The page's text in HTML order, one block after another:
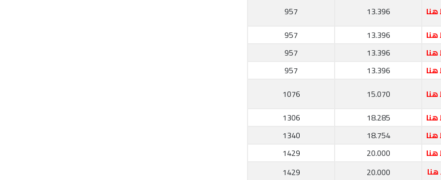
13.396
957
13.396
957
13.396
957
13.396
957
15.070
1076
18.285
1306
18.754
1340
20.000
1429
20.000
1429